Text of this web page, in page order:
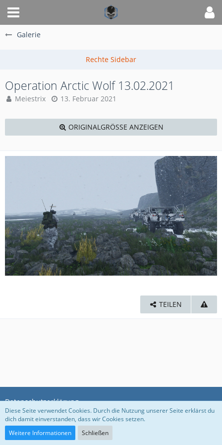
Galerie
Operation Arctic Wolf 13.02.2021
Meiestrix 13. Februar 2021
ORIGINALGRÖSSE ANZEIGEN
TEILEN
Datenschutzerklärung
Community-Software:
Diese Seite verwendet Cookies. Durch die Nutzung unserer Seite erklärst du
dich damit einverstanden, dass wir Cookies setzen.
Weitere Informationen
Schließen